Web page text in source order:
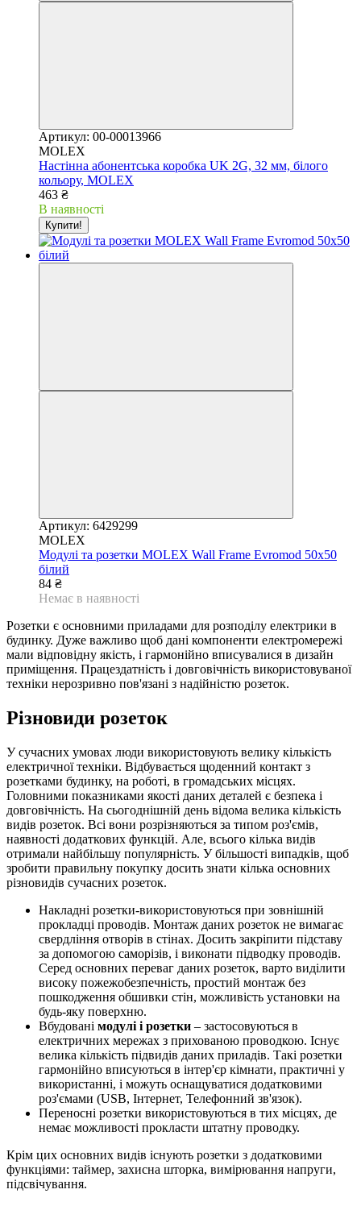
Артикул: 00-00013966
MOLEX
Настінна абонентська коробка UK 2G, 32 мм, білого
кольору, MOLEX
463 ₴
В наявності
Купити!
Артикул: 6429299
MOLEX
Модулі та розетки MOLEX Wall Frame Evromod 50х50
білий
84 ₴
Немає в наявності
Розетки є основними приладами для розподілу електрики в
будинку. Дуже важливо щоб дані компоненти електромережі
мали відповідну якість, і гармонійно вписувалися в дизайн
приміщення. Працездатність і довговічність використовуваної
техніки нерозривно пов'язані з надійністю розеток.
Різновиди розеток
У сучасних умовах люди використовують велику кількість
електричної техніки. Відбувається щоденний контакт з
розетками будинку, на роботі, в громадських місцях.
Головними показниками якості даних деталей є безпека і
довговічність. На сьогоднішній день відома велика кількість
видів розеток. Всі вони розрізняються за типом роз'ємів,
наявності додаткових функцій. Але, всього кілька видів
отримали найбільшу популярність. У більшості випадків, щоб
зробити правильну покупку досить знати кілька основних
різновидів сучасних розеток.
Накладні розетки-використовуються при зовнішній
прокладці проводів. Монтаж даних розеток не вимагає
свердління отворів в стінах. Досить закріпити підставу
за допомогою саморізів, і виконати підводку проводів.
Серед основних переваг даних розеток, варто виділити
високу пожежобезпечність, простий монтаж без
пошкодження обшивки стін, можливість установки на
будь-яку поверхню.
Вбудовані модулі і розетки – застосовуються в
електричних мережах з прихованою проводкою. Існує
велика кількість підвидів даних приладів. Такі розетки
гармонійно вписуються в інтер'єр кімнати, практичні у
використанні, і можуть оснащуватися додатковими
роз'ємами (USB, Інтернет, Телефонний зв'язок).
Переносні розетки використовуються в тих місцях, де
немає можливості прокласти штатну проводку.
Крім цих основних видів існують розетки з додатковими
функціями: таймер, захисна шторка, вимірювання напруги,
підсвічування.